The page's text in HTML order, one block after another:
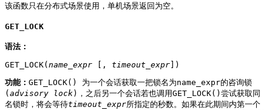
该函数只在分布式场景使用，单机场景返回为空。
GET_LOCK
语法：
GET_LOCK( name_expr [, timeout_expr ])
功能： GET_LOCK() 为一个会话获取一把锁名为name_expr的咨询锁
( advisory lock)，之后另一个会话若也调用GET_LOCK()尝试获取同
名锁时，将会等待timeout_expr所指定的秒数。如果在此期间内第一个